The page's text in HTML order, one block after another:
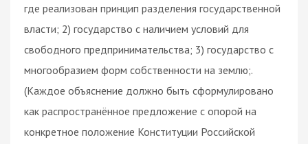
где реализован принцип разделения государственной
власти; 2) государство с наличием условий для
свободного предпринимательства; 3) государство с
многообразием форм собственности на землю;.
(Каждое объяснение должно быть сформулировано
как распространённое предложение с опорой на
конкретное положение Конституции Российской